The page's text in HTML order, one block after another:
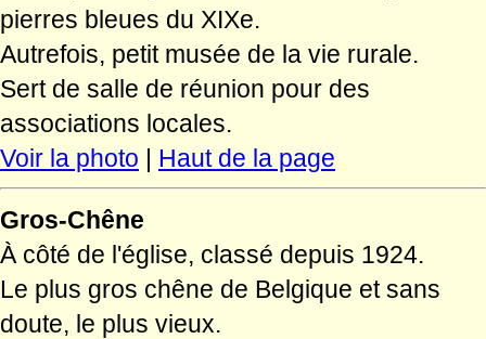
pierres bleues du XIXe.
Autrefois, petit musée de la vie rurale.
Sert de salle de réunion pour des
associations locales.
Voir la photo | Haut de la page
Gros-Chêne
À côté de l'église, classé depuis 1924.
Le plus gros chêne de Belgique et sans
doute, le plus vieux.